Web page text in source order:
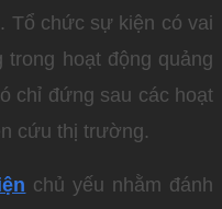
Tổ chức sự kiện có vai
hoạt động quảng
chỉ đứng sau các hoạt
cứu thị trường.
chủ yếu nhằm đánh